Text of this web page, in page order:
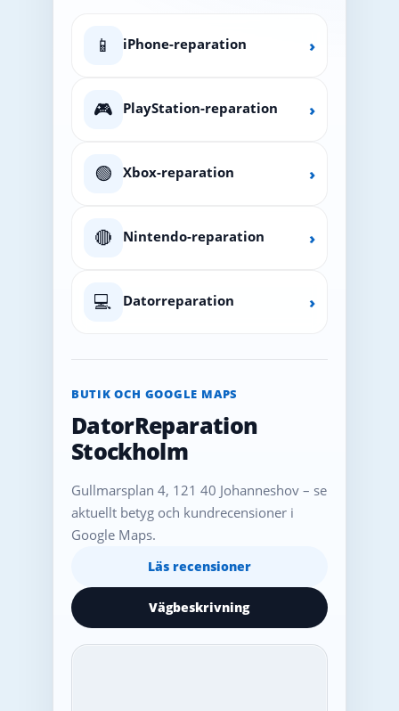
📱 iPhone-reparation ›
🎮 PlayStation-reparation ›
🟢 Xbox-reparation ›
🔴 Nintendo-reparation ›
💻 Datorreparation ›
BUTIK OCH GOOGLE MAPS
DatorReparation
Stockholm
Gullmarsplan 4, 121 40 Johanneshov – se
aktuellt betyg och kundrecensioner i
Google Maps.
Läs recensioner
Vägbeskrivning